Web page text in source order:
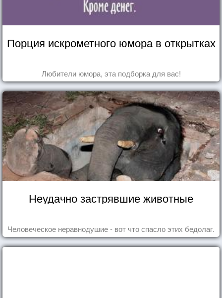
Порция искрометного юмора в открытках
Любители юмора, эта подборка для вас!
Неудачно застрявшие животные
Человеческое неравнодушие - вот что спасло этих бедолаг.